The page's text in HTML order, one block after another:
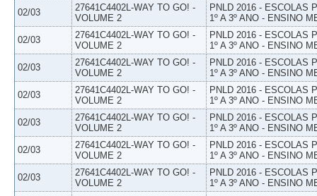
02/03
27641C4402L-WAY TO GO! -
VOLUME 2
PNLD 2016 - ESCOLAS
1º A 3º ANO - ENSINO
02/03
27641C4402L-WAY TO GO! -
VOLUME 2
PNLD 2016 - ESCOLAS
1º A 3º ANO - ENSINO
02/03
27641C4402L-WAY TO GO! -
VOLUME 2
PNLD 2016 - ESCOLAS
1º A 3º ANO - ENSINO
02/03
27641C4402L-WAY TO GO! -
VOLUME 2
PNLD 2016 - ESCOLAS
1º A 3º ANO - ENSINO
02/03
27641C4402L-WAY TO GO! -
VOLUME 2
PNLD 2016 - ESCOLAS
1º A 3º ANO - ENSINO
02/03
27641C4402L-WAY TO GO! -
VOLUME 2
PNLD 2016 - ESCOLAS
1º A 3º ANO - ENSINO
02/03
27641C4402L-WAY TO GO! -
VOLUME 2
PNLD 2016 - ESCOLAS
1º A 3º ANO - ENSINO